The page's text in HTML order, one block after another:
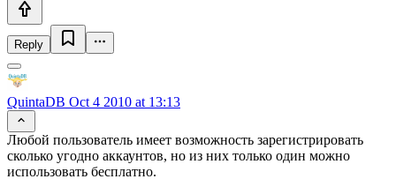
Reply
QuintaDB Oct 4 2010 at 13:13
Любой пользователь имеет возможность зарегистрировать
сколько угодно аккаунтов, но из них только один можно
использовать бесплатно.